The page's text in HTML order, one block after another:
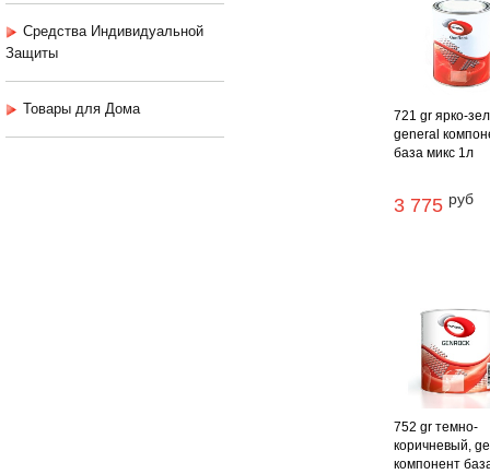
Средства Индивидуальной
Защиты
Товары для Дома
721 gr ярко-
general
база микс 1л
3 775 руб
752 gr темно-
коричневый,
компонент